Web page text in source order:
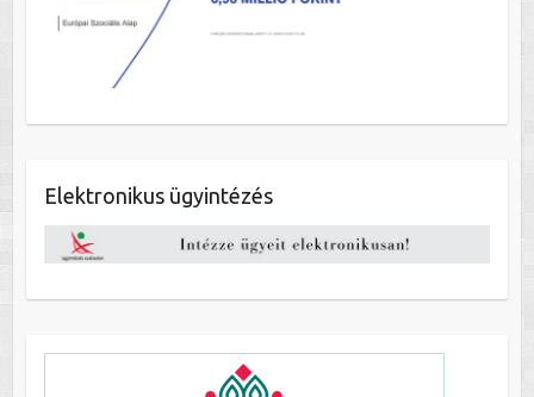
Elektronikus ügyintézés